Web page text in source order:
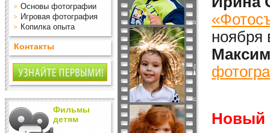
Основы фотографии
Игровая фотография
Копилка опыта
Контакты
Фильмы
детям
ноября
Новый